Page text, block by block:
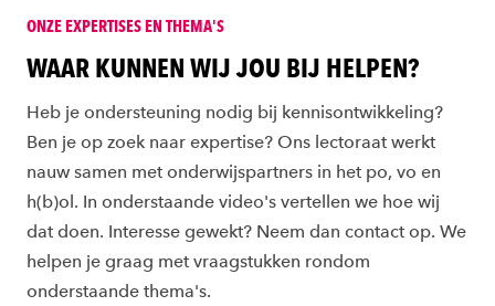
ONZE EXPERTISES EN THEMA'S
WAAR KUNNEN WIJ JOU BIJ HELPEN?
Heb je ondersteuning nodig bij kennisontwikkeling?
Ben je op zoek naar expertise? Ons lectoraat werkt
nauw samen met onderwijspartners in het po, vo en
h(b)ol. In onderstaande video's vertellen we hoe wij
dat doen. Interesse gewekt? Neem dan contact op. We
helpen je graag met vraagstukken rondom
onderstaande thema's.